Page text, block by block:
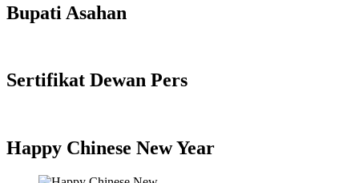
Bupati Asahan
Sertifikat Dewan Pers
Happy Chinese New Year